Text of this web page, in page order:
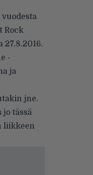
Rock
-
ja
jne.
tässä
liikkeen